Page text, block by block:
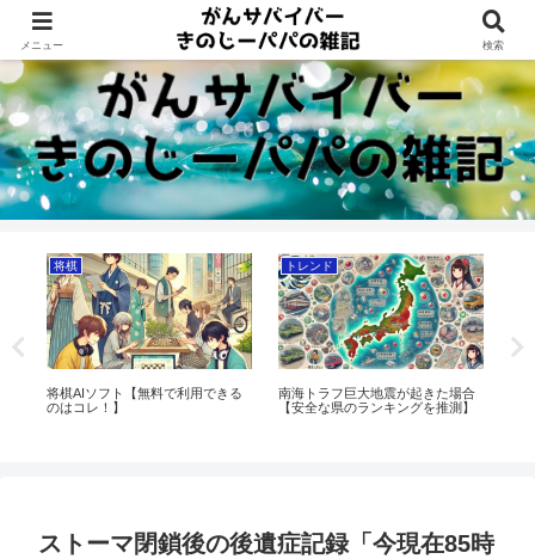
Dreams beyond 60s
将棋
将棋AIソフト【無料で利用できる
のはコレ！】
トレンド
南海トラフ巨大地震が起きた場合
【安全な県のランキングを推測】
ストーマ閉鎖後の後遺症記録「今現在85時
メニュー 検索